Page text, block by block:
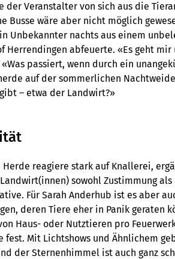
der Veranstalter von sich aus die
Busse wäre aber nicht möglich
Unbekannter nachts aus einem
Herrendingen abfeuerte. «Es geht mir
passiert, wenn durch ein
auf der sommerlichen
– etwa der Landwirt?»
reagiere stark auf Knallerei,
sowohl Zustimmung
Für Sarah Anderhub ist es aber
deren Tiere eher in Panik geraten
Haus- oder Nutztieren pro
Mit Lichtshows und Ähnlichem
der Sternenhimmel ist auch ganz